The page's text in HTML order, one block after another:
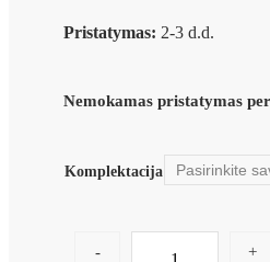
Pristatymas: 2-3 d.d.
Nemokamas pristatymas
Komplektacija
- +